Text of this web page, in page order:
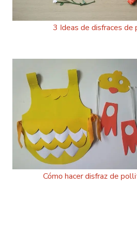
3 Ideas de disfraces de
Cómo hacer disfraz de